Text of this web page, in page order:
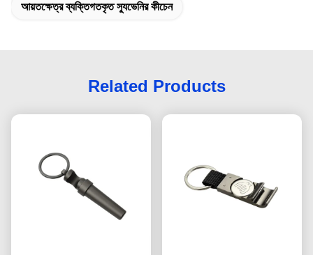
আয়তক্ষেত্র ব্যক্তিগতকৃত স্যুভেনির কীচেন
Related Products